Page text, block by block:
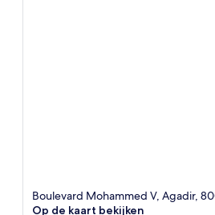
Boulevard Mohammed V, Agadir,
Op de kaart bekijken